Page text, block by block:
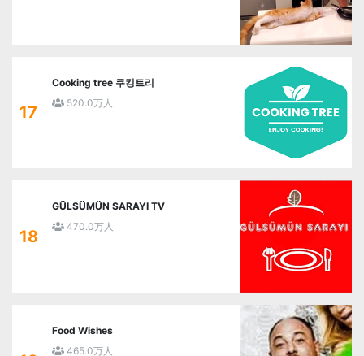
17
Cooking tree 쿠킹트리
520.0万人
18
GÜLSÜMÜN SARAYI TV
470.0万人
Food Wishes
465.0万人